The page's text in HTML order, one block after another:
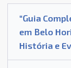
“Guia
em Belo
História e